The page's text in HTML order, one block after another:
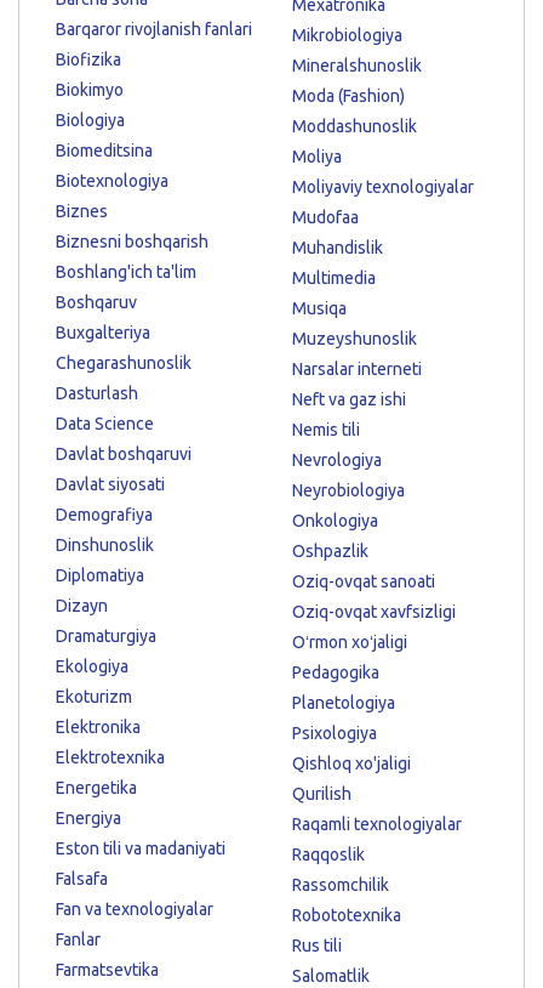
Barqaror rivojlanish fanlari
Biofizika
Biokimyo
Biologiya
Biomeditsina
Biotexnologiya
Biznes
Biznesni boshqarish
Boshlang'ich ta'lim
Boshqaruv
Buxgalteriya
Chegarashunoslik
Dasturlash
Data Science
Davlat boshqaruvi
Davlat siyosati
Demografiya
Dinshunoslik
Diplomatiya
Dizayn
Dramaturgiya
Ekologiya
Ekoturizm
Elektronika
Elektrotexnika
Energetika
Energiya
Eston tili va madaniyati
Falsafa
Fan va texnologiyalar
Fanlar
Farmatsevtika
Mexatronika
Mikrobiologiya
Mineralshunoslik
Moda (Fashion)
Moddashunoslik
Moliya
Moliyaviy texnologiyalar
Mudofaa
Muhandislik
Multimedia
Musiqa
Muzeyshunoslik
Narsalar interneti
Neft va gaz ishi
Nemis tili
Nevrologiya
Neyrobiologiya
Onkologiya
Oshpazlik
Oziq-ovqat sanoati
Oziq-ovqat xavfsizligi
Oʻrmon xoʻjaligi
Pedagogika
Planetologiya
Psixologiya
Qishloq xo'jaligi
Qurilish
Raqamli texnologiyalar
Raqqoslik
Rassomchilik
Robototexnika
Rus tili
Salomatlik